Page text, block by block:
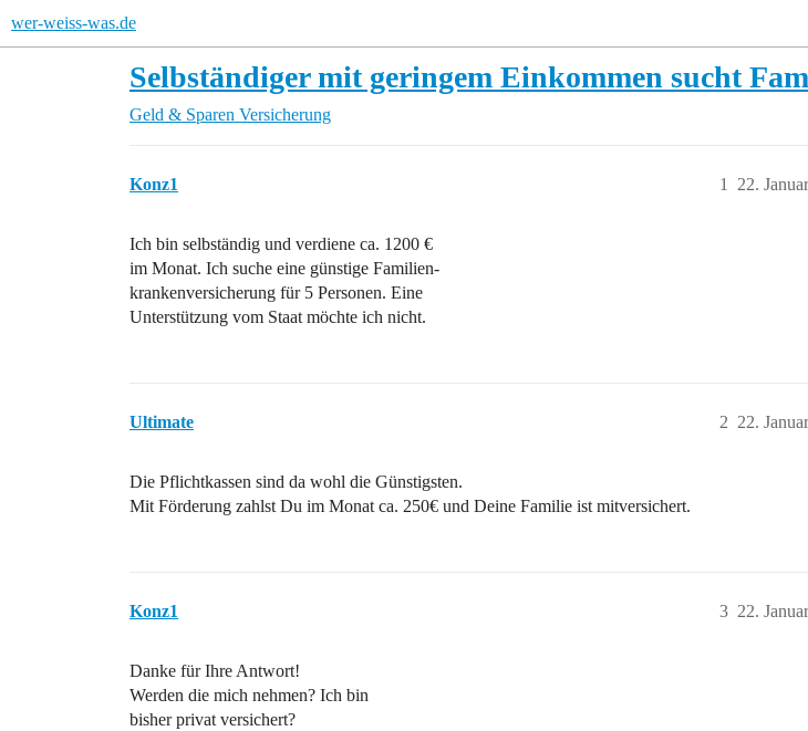
wer-weiss-was.de
Selbständiger mit geringem Einkommen sucht
Geld & Sparen Versicherung
Konz1 22.
1
Ich bin selbständig und verdiene ca. 1200 €
im Monat. Ich suche eine günstige Familien-
krankenversicherung für 5 Personen. Eine
Unterstützung vom Staat möchte ich nicht.
Ultimate 22.
2
Die Pflichtkassen sind da wohl die Günstigsten.
Mit Förderung zahlst Du im Monat ca. 250€ und Deine Familie ist mitversichert.
Konz1 22.
3
Danke für Ihre Antwort!
Werden die mich nehmen? Ich bin
bisher privat versichert?